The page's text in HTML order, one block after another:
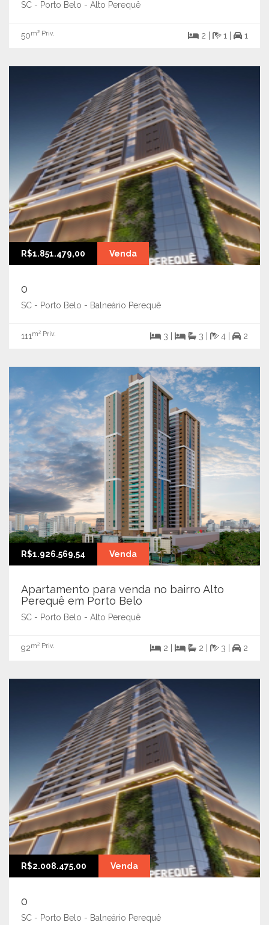
SC - Porto Belo - Alto Perequê
50m² Priv. 2 | 1 | 1
R$1.851.479,00 Venda
0
SC - Porto Belo - Balneário Perequê
111 m² Priv. 3 | 3 | 4 | 2
R$1.926.569,54 Venda
Apartamento para venda no bairro Alto
Perequê em Porto Belo
SC - Porto Belo - Alto Perequê
92m² Priv. 2 | 2 | 3 | 2
R$2.008.475,00 Venda
0
SC - Porto Belo - Balneário Perequê